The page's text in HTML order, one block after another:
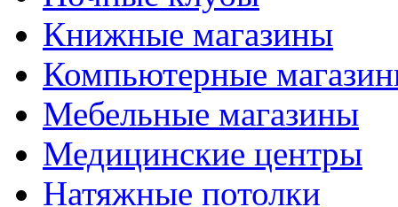
Книжные магазины
Компьютерные
Мебельные магазины
Медицинские центры
Натяжные потолки